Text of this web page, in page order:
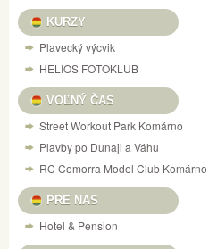
KURZY
Plavecký výcvik
HELIOS FOTOKLUB
VOĽNÝ ČAS
Street Workout Park Komárno
Plavby po Dunaji a Váhu
RC Comorra Model Club Komárno
PRE NAS
Hotel & Pension